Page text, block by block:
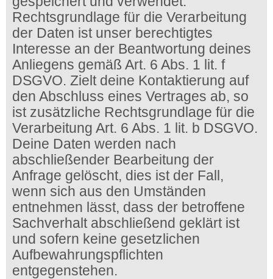
Rechtsgrundlage für die Verarbeitung
der Daten ist unser berechtigtes
Interesse an der Beantwortung deines
Anliegens gemäß Art. 6 Abs. 1 lit. f
DSGVO. Zielt deine Kontaktierung auf
den Abschluss eines Vertrages ab, so
ist zusätzliche Rechtsgrundlage für die
Verarbeitung Art. 6 Abs. 1 lit. b DSGVO.
Deine Daten werden nach
abschließender Bearbeitung der
Anfrage gelöscht, dies ist der Fall,
wenn sich aus den Umständen
entnehmen lässt, dass der betroffene
Sachverhalt abschließend geklärt ist
und sofern keine gesetzlichen
Aufbewahrungspflichten
entgegenstehen.